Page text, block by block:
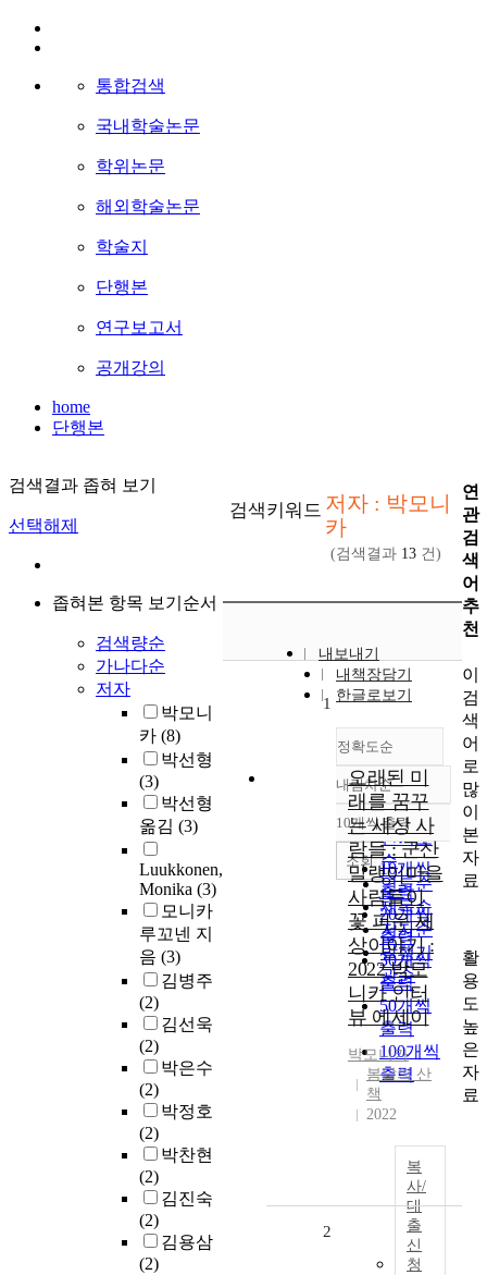
통합검색
국내학술논문
학위논문
해외학술논문
학술지
단행본
연구보고서
공개강의
home
단행본
검색결과 좁혀 보기
선택해제
좁혀본 항목 보기순서
검색량순
가나다순
저자
박모니
카 (8)
박선형
(3)
박선형
옮김 (3)
Luukkonen,
Monika (3)
모니카
루꼬넨 지
음 (3)
김병주
(2)
김선욱
(2)
박은수
(2)
박정호
(2)
박찬현
(2)
김진숙
(2)
김용삼
(2)
검색키워드 저자 : 박모니
카
(검색결과 13 건)
내보내기
내책장담기
한글로보기
정확도순
정확도
순
인기도
순
연도순
제목순
저자순
발행기
관순
내림차순
내림차순
10개씩 출력
10개씩
출력
20개씩
출력
30개씩
출력
50개씩
출력
100개씩
출력
조회
1
오래된 미
래를 꿈꾸
는 세상 사
람들 : 군산
말랭이마을
사람들이
꽃 피운 세
상이야기 :
2022 박모
니카 인터
뷰 에세이
박모니카
봄날의 산
책
2022
복
사/
대
출
신
청
2
연
관
검
색
어
추
천
이
검
색
어
로
많
이
본
자
료
활
용
도
높
은
자
료